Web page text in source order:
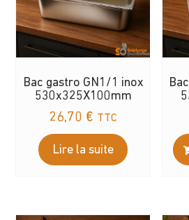
Bac gastro GN1/1 inox
530x325X100mm
26,70 € TTC
Lire la suite